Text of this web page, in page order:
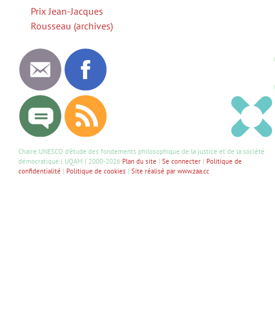
Prix Jean-Jacques
Rousseau (archives)
Chaire UNESCO d’étude des fondements philosophique de la justice et de la société
démocratique | UQAM | 2000-2026 Plan du site | Se connecter | Politique de
confidentialité | Politique de cookies | Site réalisé par www.zaa.cc